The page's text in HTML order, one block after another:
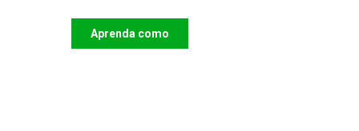
Aprenda como